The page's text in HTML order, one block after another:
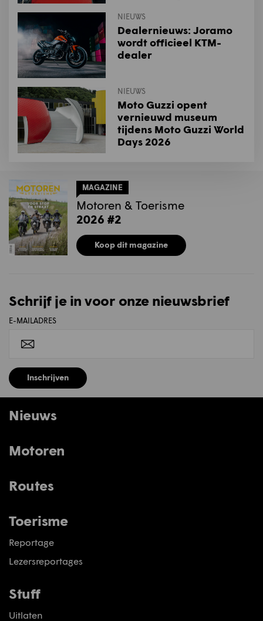
NIEUWS
Dealernieuws: Joramo
wordt officieel KTM-
dealer
NIEUWS
Moto Guzzi opent
vernieuwd museum
tijdens Moto Guzzi World
Days 2026
MAGAZINE
Motoren & Toerisme
2026 #2
Koop dit magazine
Schrijf je in voor onze nieuwsbrief
E-MAILADRES
Inschrijven
Nieuws
Motoren
Routes
Toerisme
Reportage
Lezersreportages
Stuff
Uitlaten